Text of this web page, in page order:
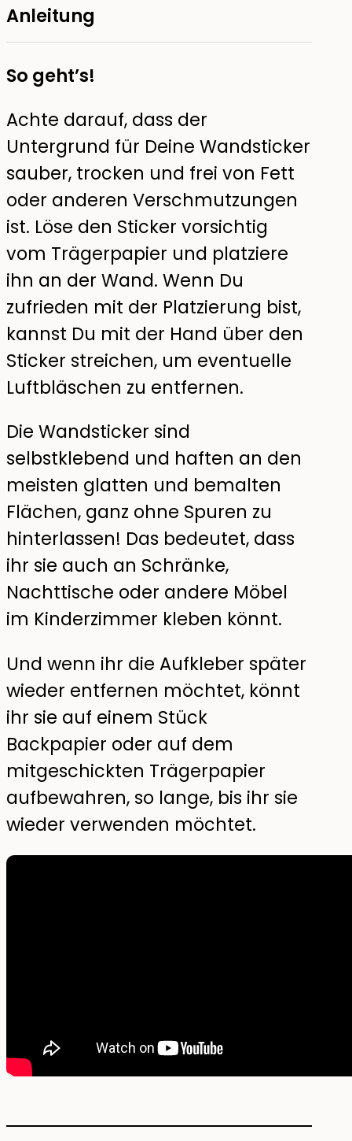
Anleitung
So geht’s!
Achte darauf, dass der
Untergrund für Deine Wandsticker
sauber, trocken und frei von Fett
oder anderen Verschmutzungen
ist. Löse den Sticker vorsichtig
vom Trägerpapier und platziere
ihn an der Wand. Wenn Du
zufrieden mit der Platzierung bist,
kannst Du mit der Hand über den
Sticker streichen, um eventuelle
Luftbläschen zu entfernen.
Die Wandsticker sind
selbstklebend und haften an den
meisten glatten und bemalten
Flächen, ganz ohne Spuren zu
hinterlassen! Das bedeutet, dass
ihr sie auch an Schränke,
Nachttische oder andere Möbel
im Kinderzimmer kleben könnt.
Und wenn ihr die Aufkleber später
wieder entfernen möchtet, könnt
ihr sie auf einem Stück
Backpapier oder auf dem
mitgeschickten Trägerpapier
aufbewahren, so lange, bis ihr sie
wieder verwenden möchtet.